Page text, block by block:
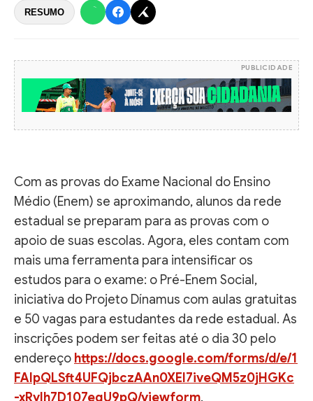
RESUMO
PUBLICIDADE
Com as provas do Exame Nacional do Ensino
Médio (Enem) se aproximando, alunos da rede
estadual se preparam para as provas com o
apoio de suas escolas. Agora, eles contam com
mais uma ferramenta para intensificar os
estudos para o exame: o Pré-Enem Social,
iniciativa do Projeto Dínamus com aulas gratuitas
e 50 vagas para estudantes da rede estadual. As
inscrições podem ser feitas até o dia 30 pelo
endereço https://docs.google.com/forms/d/e/1
FAIpQLSft4UFQjbczAAn0XEl7iveQM5z0jHGKc
-xRylh7D107egU9pQ/viewform.